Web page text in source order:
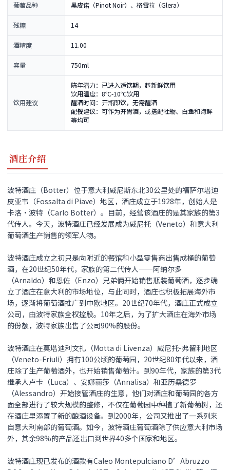
葡萄品种 黑皮诺（Pinot Noir）、格雷拉（Glera）
残糖 14
酒精度 11.00
容量 750ml
饮用建议
陈年潜力：已进入适饮期，趁新鲜饮用
饮用温度：8℃-10℃饮用
醒酒时间：开瓶即饮，无需醒酒
配餐建议：可作为开胃酒，或搭配牡蛎、白鱼和海鲜
等均可
酒庄介绍
波特酒庄（Botter）位于意大利威尼斯东北30公里处的福萨尔塔迪
皮亚韦（Fossalta di Piave）地区，酒庄成立于1928年，创始人是
卡洛•波特（Carlo Botter）。目前，经营该酒庄的是其家族的第3
代传人。今天，波特酒庄已经发展成为威尼托（Veneto）和意大利
葡萄酒生产销售的领军人物。
波特酒庄成立之初只是向附近的餐馆和小型零售商出售成桶的葡萄
酒，在20世纪50年代，家族的第二代传人——阿纳尔多
（Arnaldo）和恩佐（Enzo）兄弟俩开始销售瓶装葡萄酒，逐步确
立了酒庄在意大利的市场地位，与此同时，酒庄也积极拓展海外市
场，逐渐将葡萄酒推广到中欧地区。20世纪70年代，酒庄正式成立
公司，由波特家族全权控股。10年之后，为了扩大酒庄在海外市场
的份额，波特家族出售了公司90%的股份。
波特酒庄在莫塔迪利文扎（Motta di Livenza）威尼托-弗留利地区
（Veneto-Friuli）拥有100公顷的葡萄园，20世纪80年代以来，酒
庄除了生产葡萄酒外，也开始销售葡萄汁。到90年代，家族的第3代
继承人卢卡（Luca）、安娜丽莎（Annalisa）和亚历桑德罗
（Alessandro）开始接管酒庄的生意，他们对酒庄和葡萄园的各方
面全部进行了较大规模的整修，不仅在葡萄园中种植了新葡萄树，还
在酒庄里添置了新的酿酒设备。到2000年，公司又推出了一系列来
自意大利南部的葡萄酒。如今，波特酒庄葡萄酒除了供应意大利市场
外，其余98%的产品还出口到世界40多个国家和地区。
波特酒庄现已发布的酒款有Caleo Montepulciano D’Abruzzo